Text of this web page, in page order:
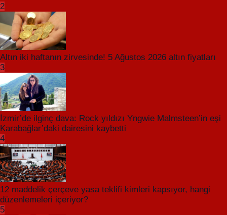
2
Altın iki haftanın zirvesinde! 5 Ağustos 2026 altın fiyatları
3
İzmir’de ilginç dava: Rock yıldızı Yngwie Malmsteen’in eşi
Karabağlar’daki dairesini kaybetti
4
12 maddelik çerçeve yasa teklifi kimleri kapsıyor, hangi
düzenlemeleri içeriyor?
5